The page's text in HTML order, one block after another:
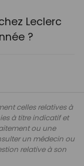
Leclerc
?
celles relatives à
à titre indicatif et
ou une
un médecin ou
relative à son